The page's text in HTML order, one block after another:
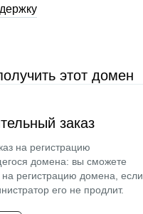
этот домен
заказ
на регистрацию
домена: вы сможете
на регистрацию домена, если
его не продлит.